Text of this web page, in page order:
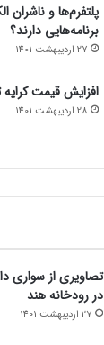
پلتفرم‌ها و ناشران
برنامه‌هایی دارند؟
27 اردیبهشت 1401
افزایش قیمت
28 اردیبهشت 1401
تصاویری از سواری
در رودخانه هند
27 اردیبهشت 1401